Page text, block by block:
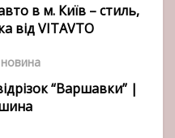
в м. Київ – стиль,
від VITAVTO
“Варшавки” |